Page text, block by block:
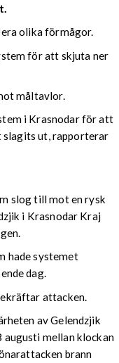
olika förmågor.
för att skjuta ner
måltavlor.
i Krasnodar för att
slagits ut, rapporterar
slog till mot en rysk
i Krasnodar Kraj
hade systemet
dag.
attacken.
av Gelendzjik
mellan klockan
brann